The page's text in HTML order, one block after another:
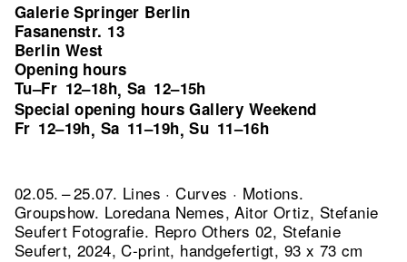
Galerie Springer Berlin
Fasanenstr. 13
Berlin West
Opening hours
Tu–Fr 12–18h, Sa 12–15h
Special opening hours Gallery Weekend
Fr 12–19h, Sa 11–19h,Su 11–16h
02.05. – 25.07. Lines · Curves · Motions.
Groupshow. Loredana Nemes, Aitor Ortiz, Stefanie
Seufert Fotografie. Repro Others 02, Stefanie
Seufert, 2024, C-print, handgefertigt, 93 x 73 cm